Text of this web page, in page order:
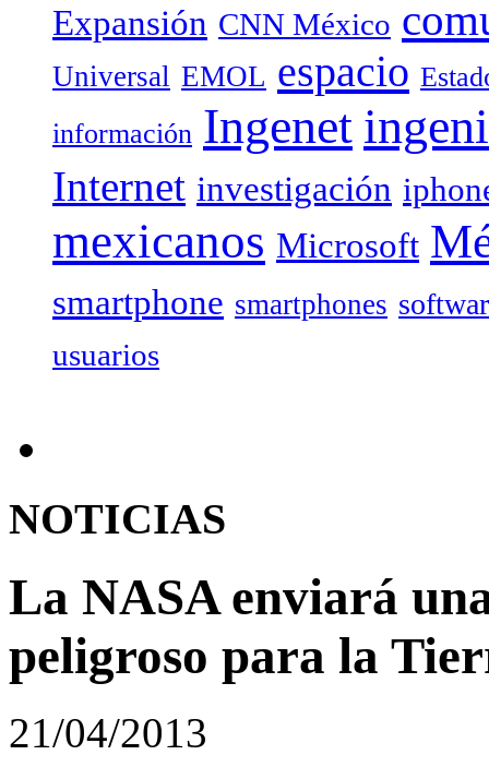
Expansión CNN México
Universal EMOL espacio
información Ingenet
Internet investigación
mexicanos Microsoft
smartphone smartphones
usuarios
NOTICIAS
La NASA enviará
peligroso para la
21/04/2013